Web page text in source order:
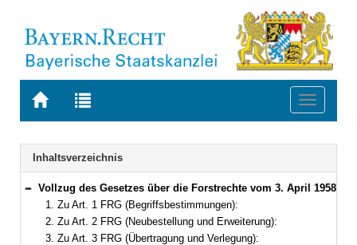
Zur
BAYERN.RECHT
Zur
letzten
Suche
Toggle
Navigation
Inhaltsverzeichnis
Bereich reduzieren
Vollzug des Gesetzes über die Forstrechte vom 3. April 1958
1. Zu Art. 1 FRG (Begriffsbestimmungen):
2. Zu Art. 2 FRG (Neubestellung und Erweiterung):
3. Zu Art. 3 FRG (Übertragung und Verlegung):